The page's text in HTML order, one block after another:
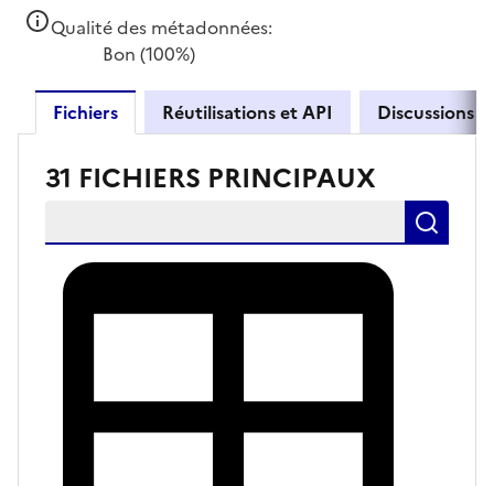
Qualité des métadonnées:
Bon (100%)
Fichiers Réutilisations et API Discussions
31 FICHIERS PRINCIPAUX